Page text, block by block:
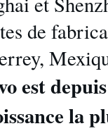
de
est
la